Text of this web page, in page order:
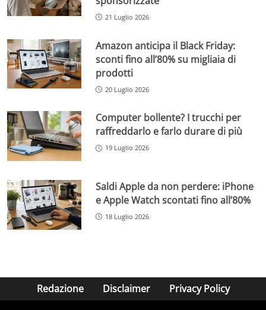
21 Luglio 2026
Amazon anticipa il Black Friday:
sconti fino all’80% su migliaia di
prodotti
20 Luglio 2026
Computer bollente? I trucchi per
raffreddarlo e farlo durare di più
19 Luglio 2026
Saldi Apple da non perdere: iPhone
e Apple Watch scontati fino all’80%
18 Luglio 2026
Redazione Disclaimer Privacy Policy